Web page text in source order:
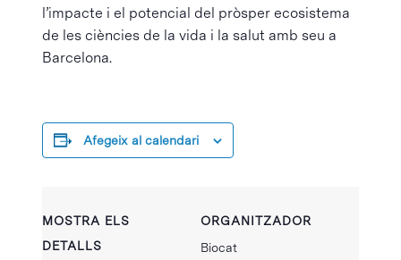
l’impacte i el potencial del pròsper ecosistema
de les ciències de la vida i la salut amb seu a
Barcelona.
Afegeix al calendari
MOSTRA ELS
DETALLS
ORGANITZADOR
Biocat